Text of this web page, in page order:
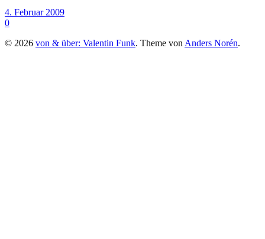
4. Februar 2009
0
© 2026 von & über: Valentin Funk. Theme von Anders Norén.